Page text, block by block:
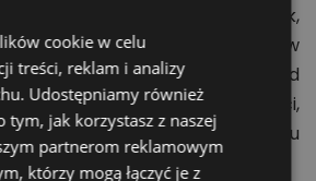
układania płytek,
oraz ustawiania elementów
modelu powinien zależeć od
zasięgu roboczego, dokładności,
samopoziomowania, sposobu
akcesoriów.
cookie w celu
treści, reklam i analizy
Udostępniamy również
tym, jak korzystasz z naszej
partnerom reklamowym
którzy mogą łączyć je z